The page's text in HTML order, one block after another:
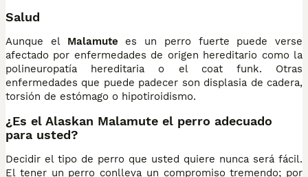
Salud
Aunque el Malamute es un perro fuerte puede verse
afectado por enfermedades de origen hereditario como la
polineuropatía hereditaria o el coat funk. Otras
enfermedades que puede padecer son displasia de cadera,
torsión de estómago o hipotiroidismo.
¿Es el Alaskan Malamute el perro adecuado
para usted?
Decidir el tipo de perro que usted quiere nunca será fácil.
El tener un perro conlleva un compromiso tremendo; por